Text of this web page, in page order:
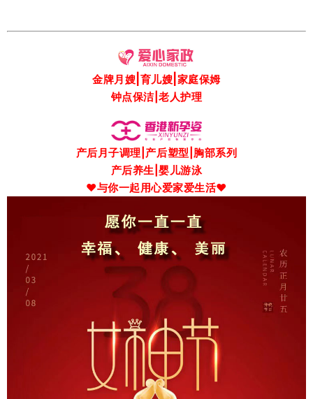
金牌月嫂 育儿嫂 家庭保姆
钟点保洁|老人护理
产后月子调理| 产后塑型 胸部系列
产后养生 |婴儿游泳
❤与你一起用心爱家爱生活❤